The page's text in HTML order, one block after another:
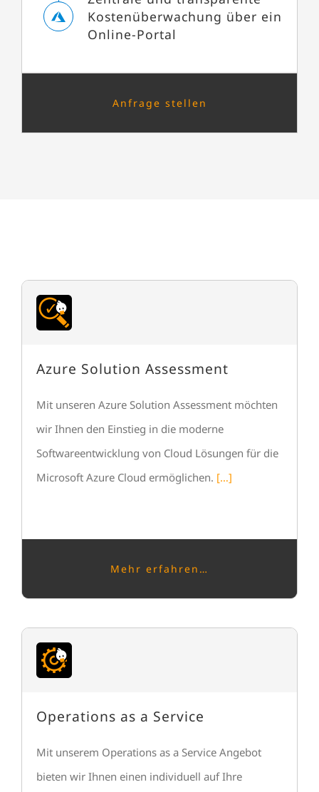
Kostenüberwachung über ein
Online-Portal
Anfrage stellen
Azure Solution Assessment
Mit unseren Azure Solution Assessment möchten
wir Ihnen den Einstieg in die moderne
Softwareentwicklung von Cloud Lösungen für die
Microsoft Azure Cloud ermöglichen. […]
Mehr erfahren…
Operations as a Service
Mit unserem Operations as a Service Angebot
bieten wir Ihnen einen individuell auf Ihre